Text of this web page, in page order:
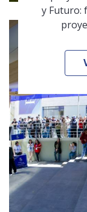
y Futuro: